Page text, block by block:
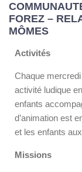
FOREZ –
MÔMES
Activités
Chaque
activité ludique
enfants
d’animation est
et les enfants
Missions